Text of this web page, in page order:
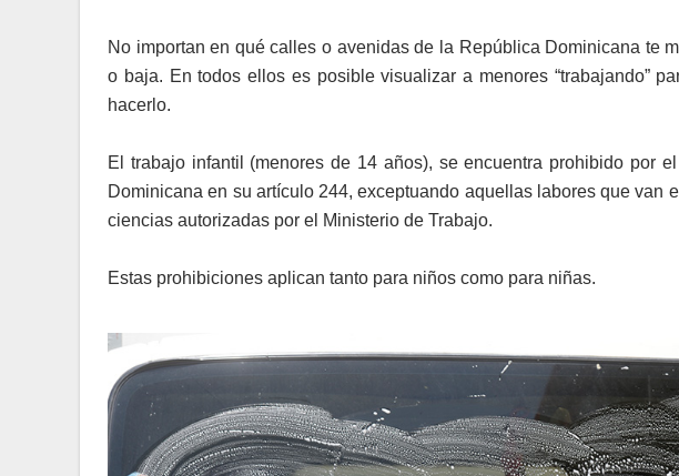
No importan en qué calles o avenidas de la República Dominicana te
o baja. En todos ellos es posible visualizar a menores “trabajando”
hacerlo.
El trabajo infantil (menores de 14 años), se encuentra prohibido por
Dominicana en su artículo 244, exceptuando aquellas labores que van
ciencias autorizadas por el Ministerio de Trabajo.
Estas prohibiciones aplican tanto para niños como para niñas.